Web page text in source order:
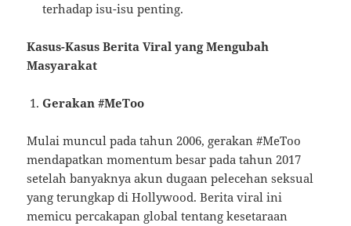
terhadap isu-isu penting.
Kasus-Kasus Berita Viral yang Mengubah
Masyarakat
Gerakan #MeToo
Mulai muncul pada tahun 2006, gerakan #MeToo
mendapatkan momentum besar pada tahun 2017
setelah banyaknya akun dugaan pelecehan seksual
yang terungkap di Hollywood. Berita viral ini
memicu percakapan global tentang kesetaraan